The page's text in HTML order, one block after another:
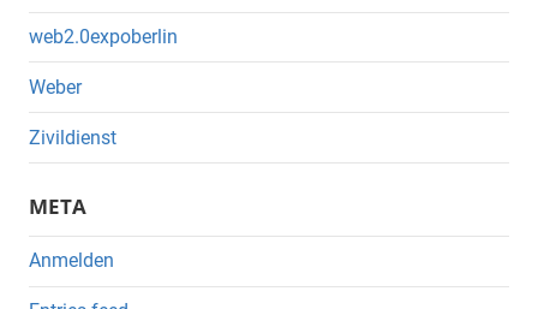
web2.0expoberlin
Weber
Zivildienst
META
Anmelden